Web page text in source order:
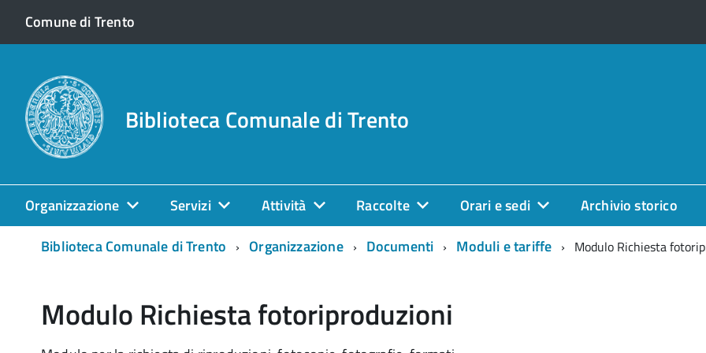
Comune di Trento
Biblioteca Comunale di Trento
Organizzazione Servizi Attività Raccolte Orari e sedi Archivio storico
Biblioteca Comunale di Trento
Organizzazione Documenti Moduli e tariffe Modulo Richiesta
Modulo Richiesta fotoriproduzioni